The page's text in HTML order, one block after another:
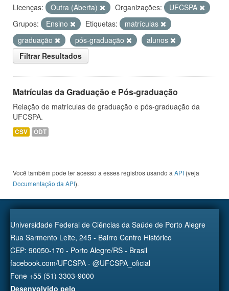
Licenças: Outra (Aberta) Organizações:
UFCSPA
Grupos:
Ensino Etiquetas:
matrículas
graduação
pós-graduação
alunos
Filtrar Resultados
Matrículas da Graduação e Pós-graduação
Relação de matrículas de graduação e pós-graduação da
UFCSPA.
CSV ODT
Você também pode ter acesso a esses registros usando a API (veja
Documentação da API).
Universidade Federal de Ciências da Saúde de Porto Alegre
Rua Sarmento Leite, 245 - Bairro Centro Histórico
CEP: 90050-170 - Porto Alegre/RS - Brasil
facebook.com/UFCSPA - @UFCSPA_oficial
Fone +55 (51) 3303-9000
Desenvolvido pelo